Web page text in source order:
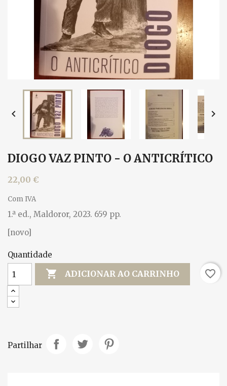
 
DIOGO VAZ PINTO - O ANTICRÍTICO
22,00 €
Com IVA
1.ª ed., Maldoror, 2023. 659 pp.
[novo]
Quantidade
 ADICIONAR AO CARRINHO favorite_border
Partilhar